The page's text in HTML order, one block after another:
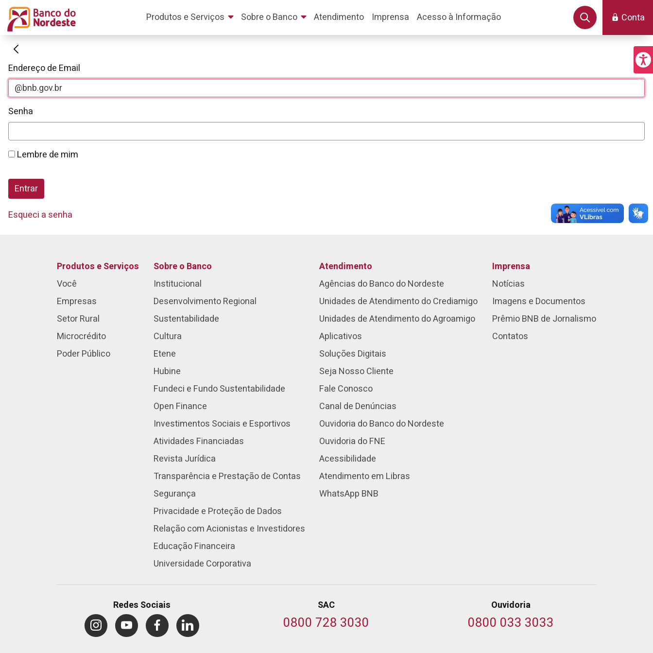
Conta
Produtos e Serviços Sobre o Banco Atendimento Imprensa Acesso à Informação
Autenticação
Endereço de Email
Senha
Lembre de mim
Entrar
Esqueci a senha
Produtos e Serviços
Você
Empresas
Setor Rural
Microcrédito
Poder Público
Sobre o Banco
Institucional
Desenvolvimento Regional
Sustentabilidade
Cultura
Etene
Hubine
Fundeci e Fundo Sustentabilidade
Open Finance
Investimentos Sociais e Esportivos
Atividades Financiadas
Revista Jurídica
Transparência e Prestação de Contas
Segurança
Privacidade e Proteção de Dados
Relação com Acionistas e Investidores
Educação Financeira
Universidade Corporativa
Atendimento
Agências do Banco do Nordeste
Unidades de Atendimento do Crediamigo
Unidades de Atendimento do Agroamigo
Aplicativos
Soluções Digitais
Seja Nosso Cliente
Fale Conosco
Canal de Denúncias
Ouvidoria do Banco do Nordeste
Ouvidoria do FNE
Acessibilidade
Atendimento em Libras
WhatsApp BNB
Imprensa
Notícias
Imagens e Documentos
Prêmio BNB de Jornalismo
Contatos
Redes Sociais SAC
0800 728 3030
Ouvidoria
0800 033 3033